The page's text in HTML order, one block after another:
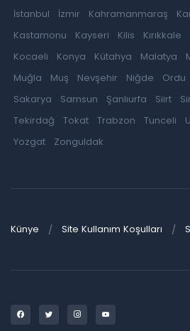
İstanbul
İzmir Kahramanmaraş
Kastamonu
Kayseri Kilis Kırıkkale
Kocaeli
Konya Kütahya Malatya
Muğla
Muş Nevşehir Niğde Ordu
Sakarya
Samsun Şanlıurfa Siirt
Tekirdağ
Tokat Trabzon Tunceli
Yozgat
Zonguldak
Künye Site Kullanım Koşulları